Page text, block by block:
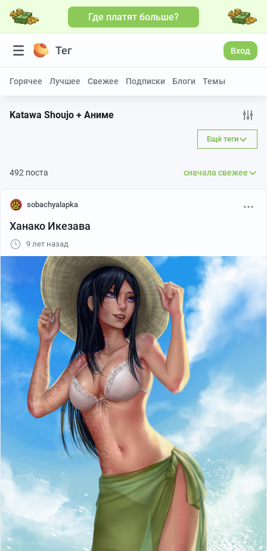
Где платят больше?
Тег Вход
Горячее Лучшее Свежее Подписки Блоги Темы
Katawa Shoujo + Аниме
Ещё теги
492 поста сначала свежее
sobachyalapka
Ханако Икезава
9 лет назад